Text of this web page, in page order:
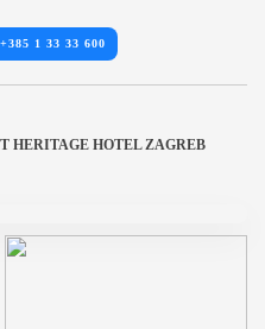
+385 1 33 33 600
HERITAGE HOTEL ZAGREB